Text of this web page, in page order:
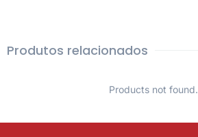
Produtos relacionados
Products not found.